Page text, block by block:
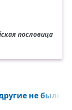
пословица
не были...